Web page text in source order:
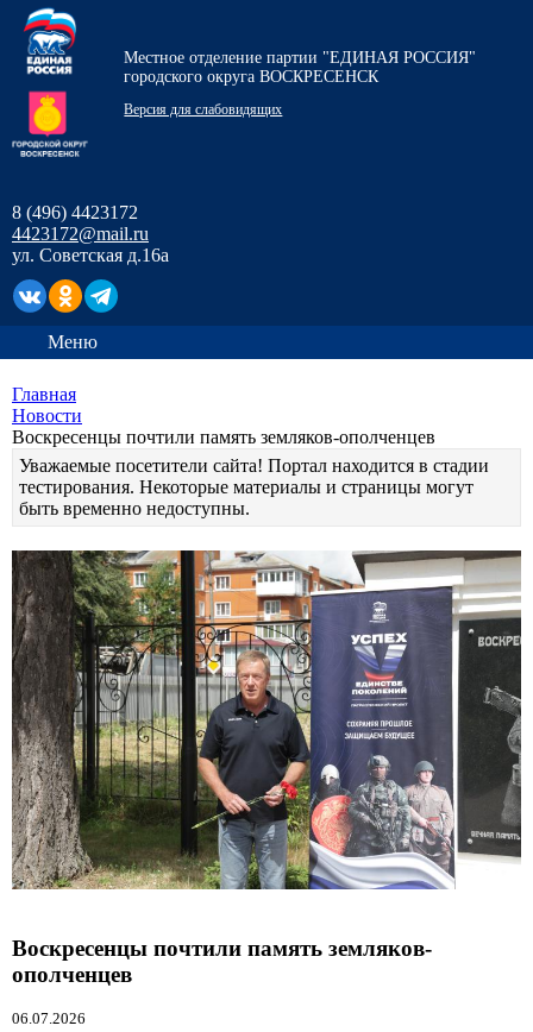
Местное отделение партии "ЕДИНАЯ РОССИЯ"
городского округа ВОСКРЕСЕНСК
Версия для слабовидящих
8 (496) 4423172
4423172@mail.ru
ул. Советская д.16а
Меню
Главная
Новости
Воскресенцы почтили память земляков-ополченцев
Уважаемые посетители сайта! Портал находится в стадии
тестирования. Некоторые материалы и страницы могут
быть временно недоступны.
Воскресенцы почтили память земляков-
ополченцев
06.07.2026